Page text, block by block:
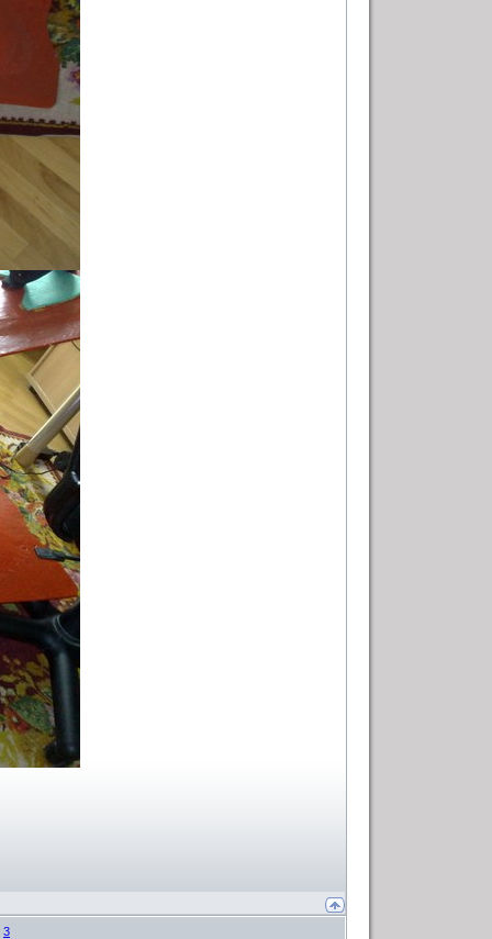
3